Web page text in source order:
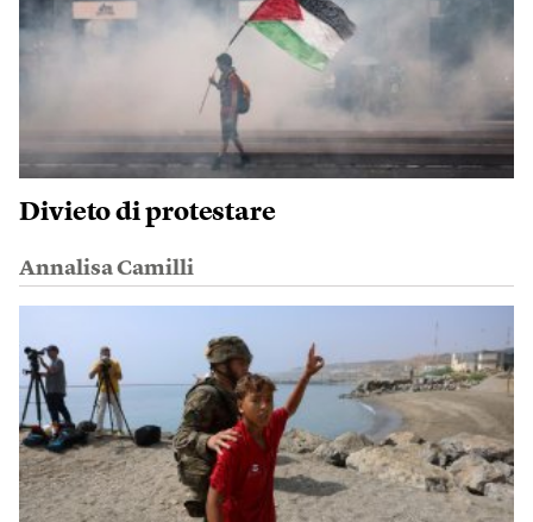
Divieto di protestare
Annalisa Camilli